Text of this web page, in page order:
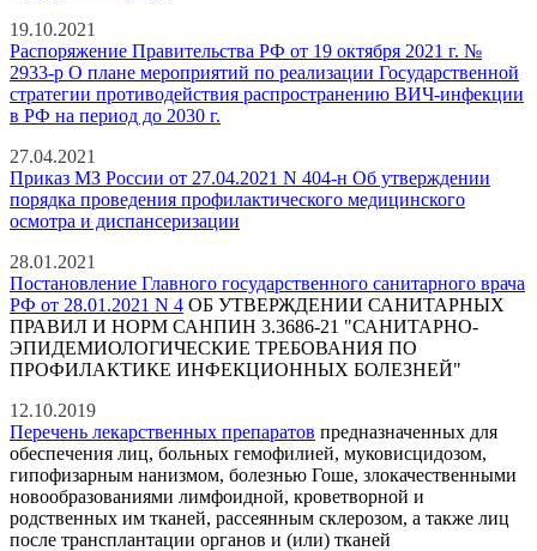
19.10.2021
Распоряжение Правительства РФ от 19 октября 2021 г. №
2933-р О плане мероприятий по реализации Государственной
стратегии противодействия распространению ВИЧ-инфекции
в РФ на период до 2030 г.
27.04.2021
Приказ МЗ России от 27.04.2021 N 404-н Об утверждении
порядка проведения профилактического медицинского
осмотра и диспансеризации
28.01.2021
Постановление Главного государственного санитарного врача
РФ от 28.01.2021 N 4 ОБ УТВЕРЖДЕНИИ САНИТАРНЫХ
ПРАВИЛ И НОРМ САНПИН 3.3686-21 "САНИТАРНО-
ЭПИДЕМИОЛОГИЧЕСКИЕ ТРЕБОВАНИЯ ПО
ПРОФИЛАКТИКЕ ИНФЕКЦИОННЫХ БОЛЕЗНЕЙ"
12.10.2019
Перечень лекарственных препаратов предназначенных для
обеспечения лиц, больных гемофилией, муковисцидозом,
гипофизарным нанизмом, болезнью Гоше, злокачественными
новообразованиями лимфоидной, кроветворной и
родственных им тканей, рассеянным склерозом, а также лиц
после трансплантации органов и (или) тканей